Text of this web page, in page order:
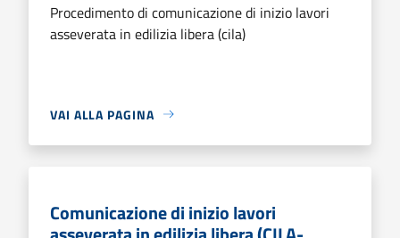
Procedimento di comunicazione di inizio lavori
asseverata in edilizia libera (cila)
VAI ALLA PAGINA
Comunicazione di inizio lavori